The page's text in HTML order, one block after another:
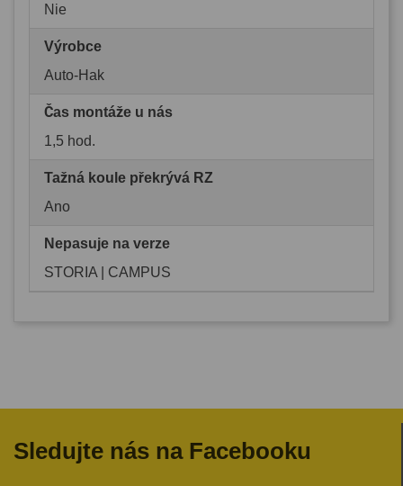
Nie
Výrobce
Auto-Hak
Čas montáže u nás
1,5 hod.
Tažná koule překrývá RZ
Ano
Nepasuje na verze
STORIA | CAMPUS
Sledujte nás na Facebooku